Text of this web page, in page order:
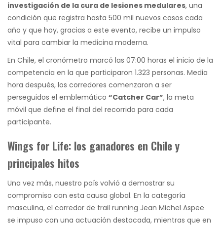
investigación de la cura de lesiones medulares, una
condición que registra hasta 500 mil nuevos casos cada
año y que hoy, gracias a este evento, recibe un impulso
vital para cambiar la medicina moderna.
En Chile, el cronómetro marcó las 07:00 horas el inicio de la
competencia en la que participaron 1.323 personas. Media
hora después, los corredores comenzaron a ser
perseguidos el emblemático “Catcher Car”, la meta
móvil que define el final del recorrido para cada
participante.
Wings for Life: los ganadores en Chile y
principales hitos
Una vez más, nuestro país volvió a demostrar su
compromiso con esta causa global. En la categoría
masculina, el corredor de trail running Jean Michel Aspee
se impuso con una actuación destacada, mientras que en